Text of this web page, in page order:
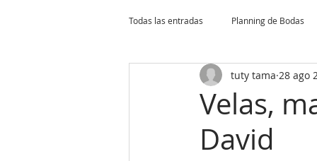
Todas las entradas Planning de Bodas
Planning Social Invitaciones
Tendencias de Bodas Planning
Velas,
David
tuty tama 28 ago